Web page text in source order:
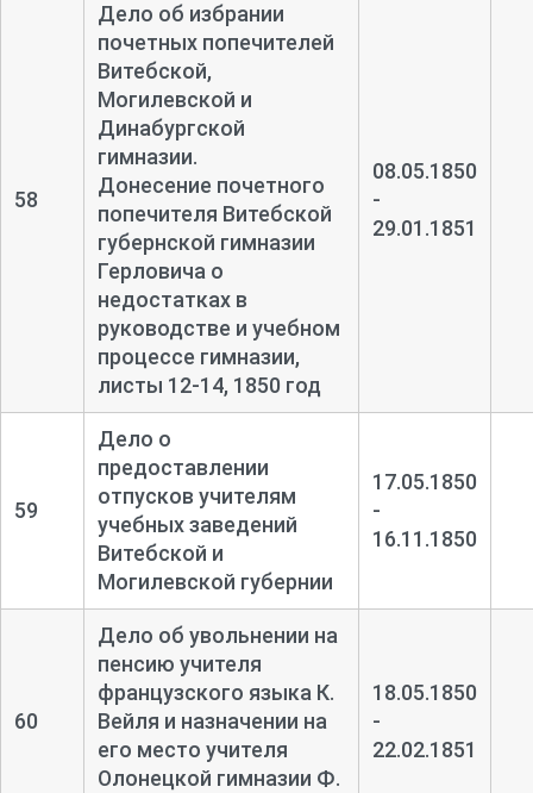
58
Дело об избрании
почетных попечителей
Витебской,
Могилевской и
Динабургской
гимназии.
Донесение почетного
попечителя Витебской
губернской гимназии
Герловича о
недостатках в
руководстве и учебном
процессе гимназии,
листы 12-14, 1850 год
08.05.1850
-
29.01.1851
59
Дело о
предоставлении
отпусков учителям
учебных заведений
Витебской и
Могилевской губернии
17.05.1850
-
16.11.1850
60
Дело об увольнении на
пенсию учителя
французского языка К.
Вейля и назначении на
его место учителя
Олонецкой гимназии Ф.
18.05.1850
-
22.02.1851